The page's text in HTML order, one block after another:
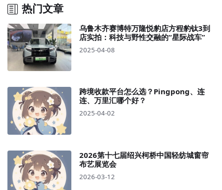
热门文章
乌鲁木齐赛博特万隆悦豹店方程豹钛3到
店实拍：科技与野性交融的“星际战车”
2025-04-08
跨境收款平台怎么选？Pingpong、连
连、万里汇哪个好？
2025-04-02
2026第十七届绍兴柯桥中国轻纺城窗帘
布艺展览会
2026-03-12